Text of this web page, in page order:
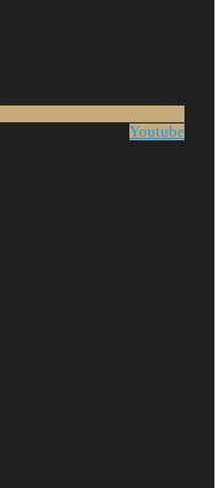
Youtube